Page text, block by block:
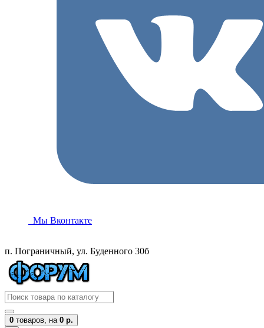
Мы Вконтакте
п. Пограничный, ул. Буденного 30б
0 товаров, на 0 р.